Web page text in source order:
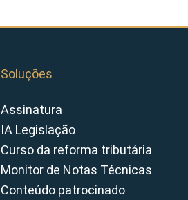
Soluções
Assinatura
IA Legislação
Curso da reforma tributária
Monitor de Notas Técnicas
Conteúdo patrocinado